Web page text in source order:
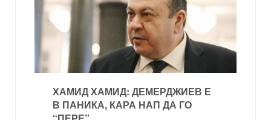
ХАМИД ХАМИД: ДЕМЕРДЖИЕВ Е
В ПАНИКА, КАРА НАП ДА ГО